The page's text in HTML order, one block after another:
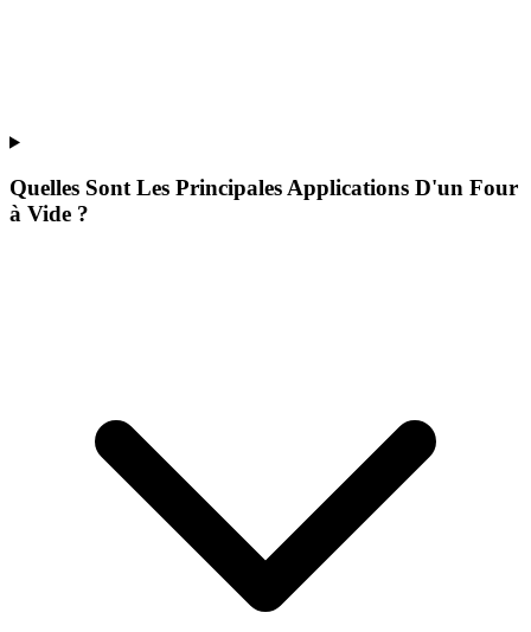
Quelles Sont Les Principales Applications D'un Four
à Vide ?